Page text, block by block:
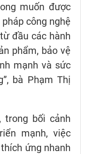
muốn được
công nghệ
đầu các hành
phẩm, bảo vệ
mạnh và sức
bà Phạm Thị
trong bối cảnh
mạnh, việc
ứng nhanh